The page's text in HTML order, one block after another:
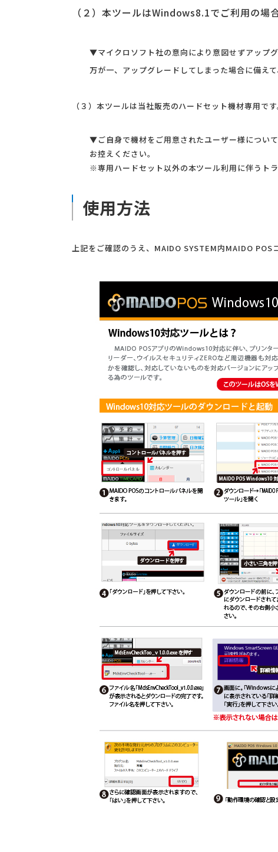
（２）本ツールはWindows8.1でご利用の場
▼マイクロソフト社の意向により意図せずアップ
万が一、アップグレードしてしまった場合に備え
（３）本ツールは当社販売のハードセット機材専用です
▼ご自身で機材をご用意されたユーザー様につい
お控えください。
※専用ハードセット以外の本ツール利用に伴うト
使用方法
上記をご確認のうえ、MAIDO SYSTEM内MAIDO POS